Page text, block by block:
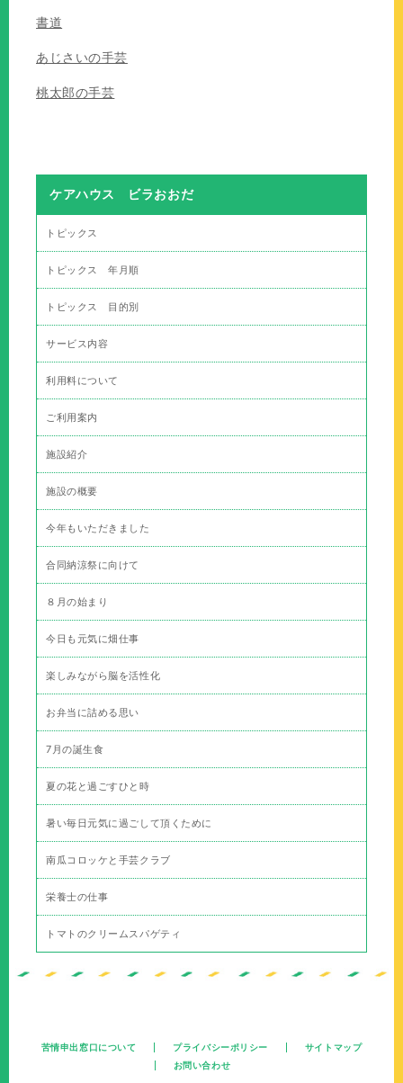
書道
あじさいの手芸
桃太郎の手芸
ケアハウス ビラおおだ
トピックス
トピックス 年月順
トピックス 目的別
サービス内容
利用料について
ご利用案内
施設紹介
施設の概要
今年もいただきました
合同納涼祭に向けて
８月の始まり
今日も元気に畑仕事
楽しみながら脳を活性化
お弁当に詰める思い
7月の誕生食
夏の花と過ごすひと時
暑い毎日元気に過ごして頂くために
南瓜コロッケと手芸クラブ
栄養士の仕事
トマトのクリームスパゲティ
苦情申出窓口について プライバシーポリシー
サイトマップ
お問い合わせ